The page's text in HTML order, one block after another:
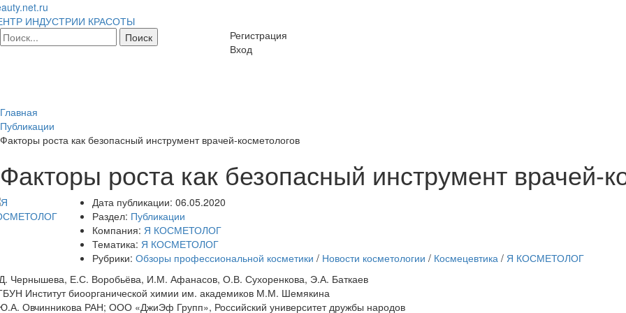
ИНДУСТРИИ КРАСОТЫ
Регистрация
Вход
Главная
Публикации
Факторы роста как безопасный инструмент врачей-косметологов
Факторы роста как безопасный инструмент врачей-
Дата публикации: 06.05.2020
Раздел: Публикации
Компания: Я КОСМЕТОЛОГ
Тематика: Я КОСМЕТОЛОГ
Рубрики: Обзоры профессиональной косметики / Новости косметологии / Космецевтика / Я КОСМЕТОЛОГ
Чернышева, Е.С. Воробьёва, И.М. Афанасов, О.В. Сухоренкова, Э.А. Баткаев
Институт биоорганической химии им. академиков М.М. Шемякина
Овчинникова РАН; ООО «ДжиЭф Групп», Российский университет дружбы народов